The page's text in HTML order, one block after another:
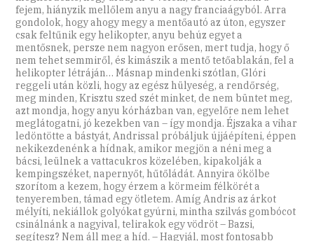
fejem, hiányzik mellőlem anyu a nagy franciaágyból. Arra
gondolok, hogy ahogy megy a mentőautó az úton, egyszer
csak feltűnik egy helikopter, anyu behúz egyet a
mentősnek, persze nem nagyon erősen, mert tudja, hogy ő
nem tehet semmiről, és kimászik a mentő tetőablakán, fel a
helikopter létráján… Másnap mindenki szótlan, Glóri
reggeli után közli, hogy az egész hülyeség, a rendőrség,
meg minden, Krisztu szed szét minket, de nem büntet meg,
azt mondja, hogy anyu kórházban van, egyelőre nem lehet
meglátogatni, jó kezekben van – így mondja. Éjszaka a vihar
ledöntötte a bástyát, Andrissal próbáljuk újjáépíteni, éppen
nekikezdenénk a hídnak, amikor megjön a néni meg a
bácsi, leülnek a vattacukros közelében, kipakolják a
kempingszéket, napernyőt, hűtőládát. Annyira ökölbe
szorítom a kezem, hogy érzem a körmeim félkörét a
tenyeremben, támad egy ötletem. Amíg Andris az árkot
mélyíti, nekiállok golyókat gyúrni, mintha szilvás gombócot
csinálnánk a nagyival, telirakok egy vödröt – Bazsi,
segítesz? Nem áll meg a híd. – Hagyjál, most fontosabb